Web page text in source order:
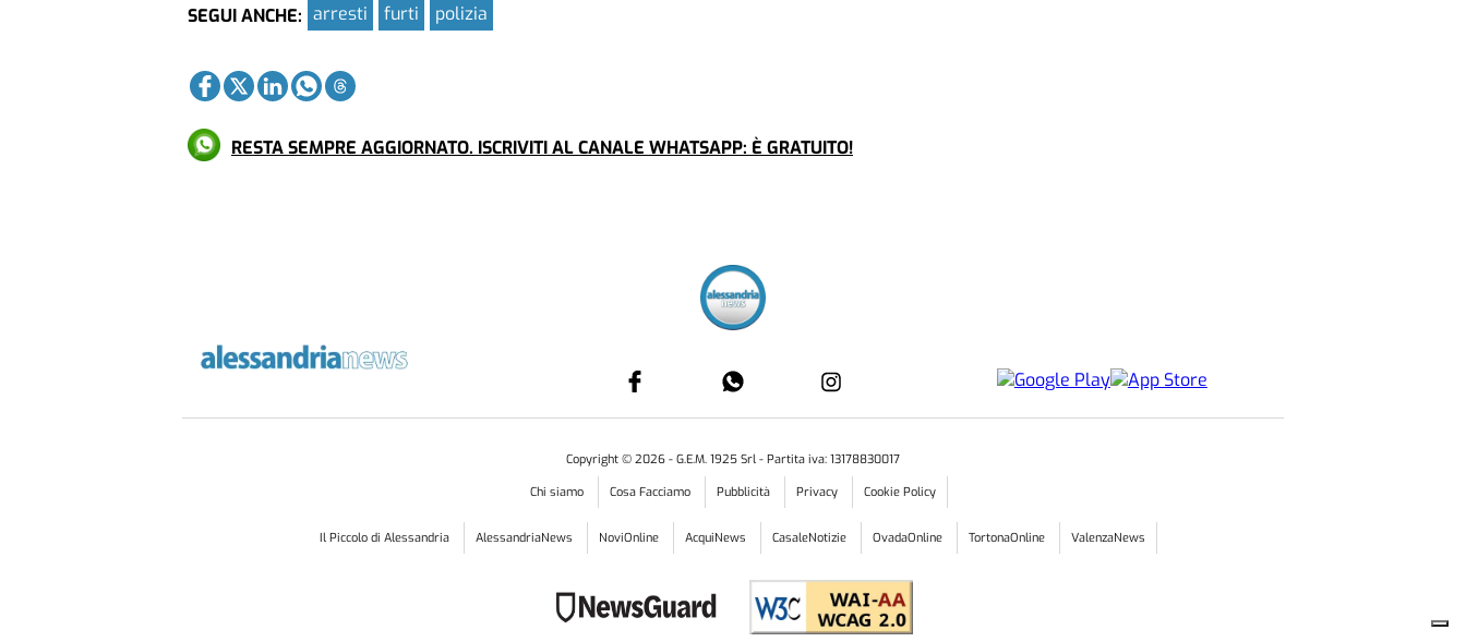
SEGUI ANCHE: arresti furti polizia
RESTA SEMPRE AGGIORNATO. ISCRIVITI AL CANALE WHATSAPP: È GRATUITO!
Copyright © 2026 - G.E.M. 1925 Srl - Partita iva: 13178830017
Chi siamo
Cosa Facciamo Pubblicità Privacy Cookie Policy
Il Piccolo di Alessandria AlessandriaNews NoviOnline AcquiNews CasaleNotizie OvadaOnline TortonaOnline ValenzaNews